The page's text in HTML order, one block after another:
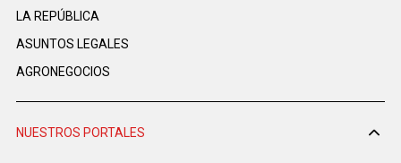
LA REPÚBLICA
ASUNTOS LEGALES
AGRONEGOCIOS
NUESTROS PORTALES